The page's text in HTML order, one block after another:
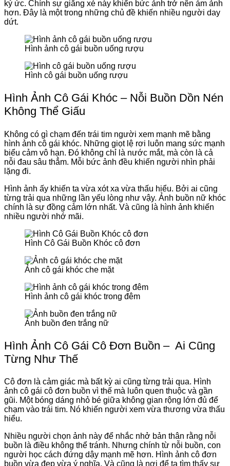
ký ức. Chính sự giằng xé này khiến bức ảnh trở nên ám ảnh
hơn. Đây là một trong những chủ đề khiến nhiều người day
dứt.
Hình ảnh cô gái buồn uống rượu
Hình cô gái buồn uống rượu
Hình Ảnh Cô Gái Khóc – Nỗi Buồn Dồn Nén
Không Thể Giấu
Không có gì chạm đến trái tim người xem mạnh mẽ bằng
hình ảnh cô gái khóc. Những giọt lệ rơi luôn mang sức mạnh
biểu cảm vô hạn. Đó không chỉ là nước mắt, mà còn là cả
nỗi đau sâu thẳm. Mỗi bức ảnh đều khiến người nhìn phải
lặng đi.
Hình ảnh ấy khiến ta vừa xót xa vừa thấu hiểu. Bởi ai cũng
từng trải qua những lần yếu lòng như vậy. Ảnh buồn nữ khóc
chính là sự đồng cảm lớn nhất. Và cũng là hình ảnh khiến
nhiều người nhớ mãi.
Hình Cô Gái Buồn Khóc cô đơn
Ảnh cô gái khóc che mặt
Hình ảnh cô gái khóc trong đêm
Ảnh buồn đen trắng nữ
Hình Ảnh Cô Gái Cô Đơn Buồn – Ai Cũng
Từng Như Thế
Cô đơn là cảm giác mà bất kỳ ai cũng từng trải qua. Hình
ảnh cô gái cô đơn buồn vì thế mà luôn quen thuộc và gần
gũi. Một bóng dáng nhỏ bé giữa không gian rộng lớn đủ để
chạm vào trái tim. Nó khiến người xem vừa thương vừa thấu
hiểu.
Nhiều người chọn ảnh này để nhắc nhở bản thân rằng nỗi
buồn là điều không thể tránh. Nhưng chính từ nỗi buồn, con
người học cách đứng dậy mạnh mẽ hơn. Hình ảnh cô đơn
buồn vừa đẹp vừa ý nghĩa. Và cũng là nơi để ta tìm thấy sự